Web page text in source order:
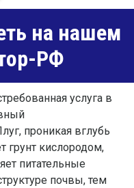
на нашем
РФ
услуга в
проникая вглубь
грунт кислородом,
питательные
почвы, тем